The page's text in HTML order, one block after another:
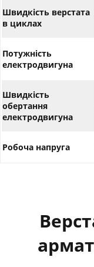
Швидкість верстата
в циклах
Потужність
електродвигуна
Швидкість
обертання
електродвигуна
Робоча напруга